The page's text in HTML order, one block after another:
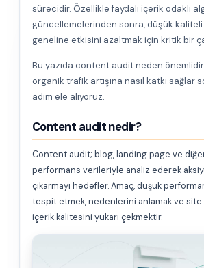
sürecidir. Özellikle faydalı içerik odaklı
güncellemelerinden sonra, düşük kaliteli
geneline etkisini azaltmak için kritik bir
Bu yazıda content audit neden önemlidir,
organik trafik artışına nasıl katkı sağlar
adım ele alıyoruz.
Content audit nedir?
Content audit; blog, landing page ve
performans verileriyle analiz ederek
çıkarmayı hedefler. Amaç, düşük
tespit etmek, nedenlerini anlamak ve
içerik kalitesini yukarı çekmektir.